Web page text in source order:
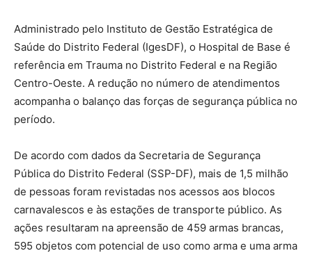
Administrado pelo Instituto de Gestão Estratégica de
Saúde do Distrito Federal (IgesDF), o Hospital de Base é
referência em Trauma no Distrito Federal e na Região
Centro-Oeste. A redução no número de atendimentos
acompanha o balanço das forças de segurança pública no
período.
De acordo com dados da Secretaria de Segurança
Pública do Distrito Federal (SSP-DF), mais de 1,5 milhão
de pessoas foram revistadas nos acessos aos blocos
carnavalescos e às estações de transporte público. As
ações resultaram na apreensão de 459 armas brancas,
595 objetos com potencial de uso como arma e uma arma